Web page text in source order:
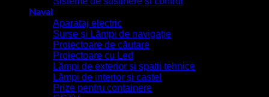
Naval
Aparataj electric
Surse și Lămpi de navigație
Proiectoare de căutare
Proiectoare cu Led
Lămpi de exterior și spatii tehnice
Lămpi de interior și castel
Prize pentru containere